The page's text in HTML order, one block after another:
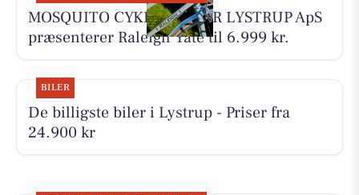
MOSQUITO CYKELCENTER LYSTRUP ApS
præsenterer Raleigh Yate til 6.999 kr.
BILER
De billigste biler i Lystrup - Priser fra
24.900 kr